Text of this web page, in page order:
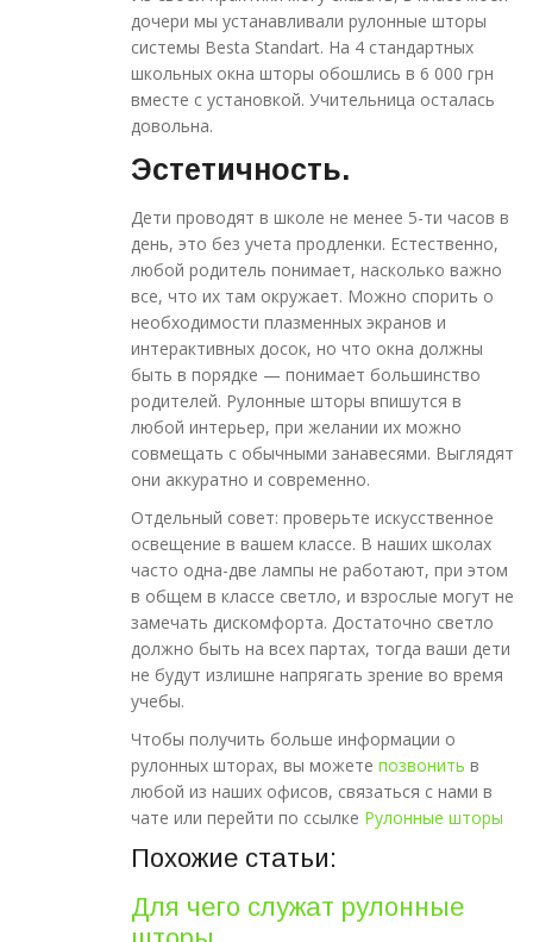
дочери мы устанавливали рулонные шторы
системы Besta Standart. На 4 стандартных
школьных окна шторы обошлись в 6 000 грн
вместе с установкой. Учительница осталась
довольна.
Эстетичность.
Дети проводят в школе не менее 5-ти часов в
день, это без учета продленки. Естественно,
любой родитель понимает, насколько важно
все, что их там окружает. Можно спорить о
необходимости плазменных экранов и
интерактивных досок, но что окна должны
быть в порядке — понимает большинство
родителей. Рулонные шторы впишутся в
любой интерьер, при желании их можно
совмещать с обычными занавесями. Выглядят
они аккуратно и современно.
Отдельный совет: проверьте искусственное
освещение в вашем классе. В наших школах
часто одна-две лампы не работают, при этом
в общем в классе светло, и взрослые могут не
замечать дискомфорта. Достаточно светло
должно быть на всех партах, тогда ваши дети
не будут излишне напрягать зрение во время
учебы.
Чтобы получить больше информации о
рулонных шторах, вы можете позвонить в
любой из наших офисов, связаться с нами в
чате или перейти по ссылке Рулонные шторы
Похожие статьи:
Для чего служат рулонные